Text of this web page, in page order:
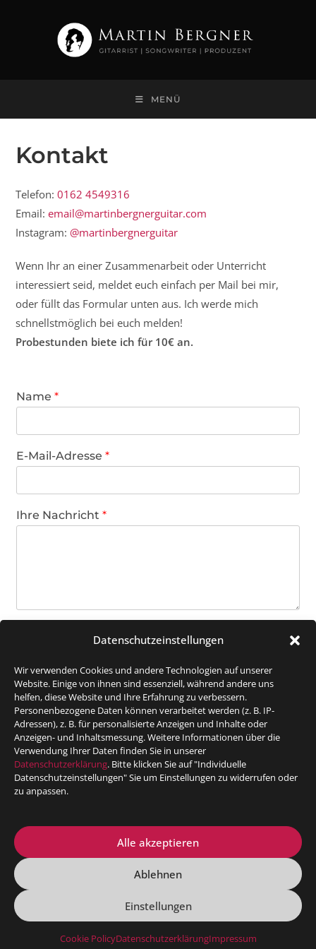
Datenschutzeinstellungen
Wir verwenden Cookies und andere Technologien auf unserer
Website. Einige von ihnen sind essenziell, während andere uns
helfen, diese Website und Ihre Erfahrung zu verbessern.
Personenbezogene Daten können verarbeitet werden (z. B. IP-
Adressen), z. B. für personalisierte Anzeigen und Inhalte oder
Anzeigen- und Inhaltsmessung. Weitere Informationen über die
Verwendung Ihrer Daten finden Sie in unserer
Datenschutzerklärung. Bitte klicken Sie auf "Individuelle
Datenschutzeinstellungen" Sie um Einstellungen zu widerrufen oder
zu anpassen.
Alle akzeptieren
Ablehnen
Einstellungen
Cookie PolicyDatenschutzerklärungImpressum
MENÜ
Kontakt
Telefon:0162 4549316
Email:email@martinbergnerguitar.com
Instagram:@martinbergnerguitar
Wenn Ihr an einer Zusammenarbeit oder Unterricht
interessiert seid, meldet euch einfach per Mail bei mir,
oder füllt das Formular unten aus. Ich werde mich
schnellstmöglich bei euch melden!
Probestunden biete ich für 10€ an.
Name*
E-Mail-Adresse*
Ihre Nachricht*
Ich habe die Datenschutzerklärung zur Kenntnis
Daten zur Beantwortung meiner Anfrage
elektronisch erhoben und gespeichert werden.
Hinweis: Sie können Ihre Einwilligung jederzeit für die
Zukunft per E-Mail an
email@martinbergnerguitar.com widerrufen.
Klicke hier, um Marketing-Cookies zu akzeptieren und
© 2026 Martin Bergner